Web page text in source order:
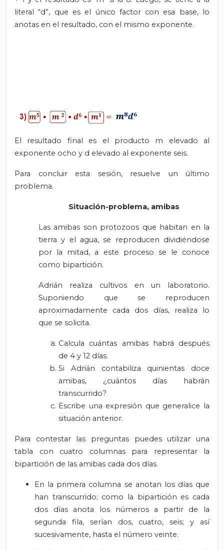
literal “d”, que es el único factor con esa base, lo
anotas en el resultado, con el mismo exponente.
El resultado final es el producto m elevado al
exponente ocho y d elevado al exponente seis.
Para concluir esta sesión, resuelve un último
problema.
Situación-problema, amibas
Las amibas son protozoos que habitan en la
tierra y el agua, se reproducen dividiéndose
por la mitad, a este proceso se le conoce
como bipartición.
Adrián realiza cultivos en un laboratorio.
Suponiendo que se reproducen
aproximadamente cada dos días, realiza lo
que se solicita.
Calcula cuántas amibas habrá después
de 4 y 12 días.
Si Adrián contabiliza quinientas doce
amibas, ¿cuántos días habrán
transcurrido?
Escribe una expresión que generalice la
situación anterior.
Para contestar las preguntas puedes utilizar una
tabla con cuatro columnas para representar la
bipartición de las amibas cada dos días.
En la primera columna se anotan los días que
han transcurrido; como la bipartición es cada
dos días anota los números a partir de la
segunda fila, serían dos, cuatro, seis; y así
sucesivamente, hasta el número veinte.